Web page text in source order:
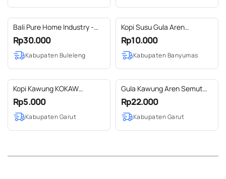
P-IRT Depkes No.
209320501782 Gula Semut
Ar
Bali Pure Home Industry -
Gula Semut Kelapa 200gr
Rp30.000
Kabupaten Buleleng
Kopi Susu Gula Aren
Mbekayu
Rp10.000
Kabupaten Banyumas
Kopi Kawung KOKAW
SACHET Kopi Blend Arabica
Robusta dengan Gula
Kawung Asli 15gr siap seduh
Rp5.000
Kabupaten Garut
Gula Kawung Aren Semut
Serbuk Pemanis Alami
Sachet 10gr Diabetic Sugar
Tanpa Zat Aspartam Halal
Rp22.000
Kabupaten Garut